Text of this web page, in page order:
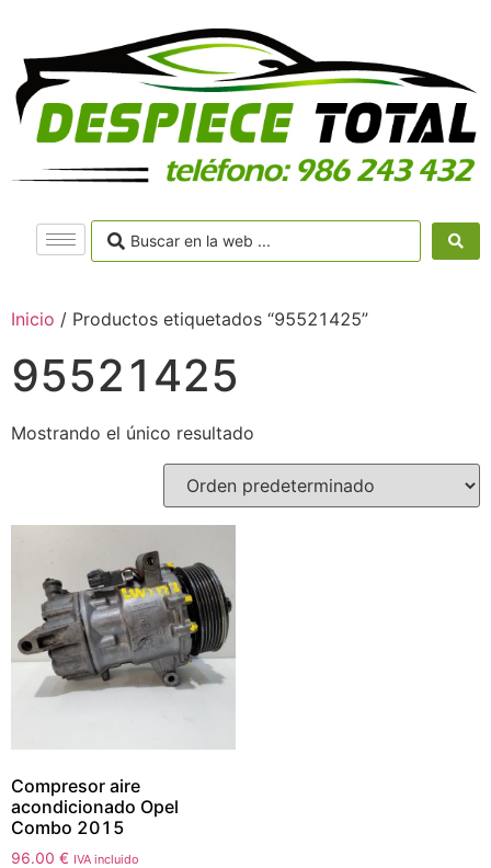
Inicio / Productos etiquetados “95521425”
95521425
Mostrando el único resultado
Compresor aire
acondicionado Opel
Combo 2015
96.00 € IVA incluido